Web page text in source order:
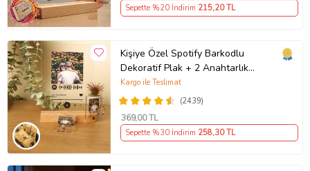
Sepette %20 İndirim 215,20 TL
Kişiye Özel Spotify Barkodlu
Dekoratif Plak + 2 Anahtarlık
Babaya Anneye Sevgiliye Arkadaşa
Hediye
(2439)
Kargo ile Teslimat
369,00 TL
Sepette %30 İndirim 258,30 TL